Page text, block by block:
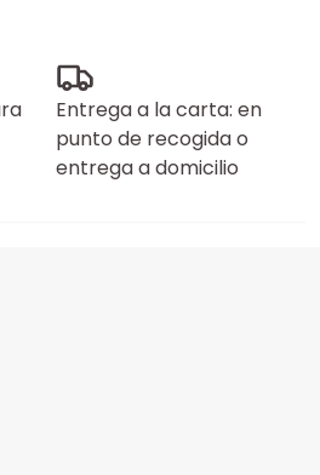
Entrega a la carta: en
punto de recogida o
entrega a domicilio